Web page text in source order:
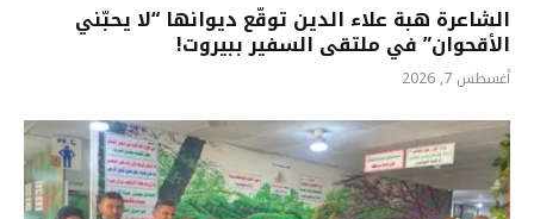
الشاعرة هبة علاء الدين توقّع ديوانها “لا يحبّني
الأقحوان” في ملتقى السفير ببيروت!
أغسطس 7, 2026